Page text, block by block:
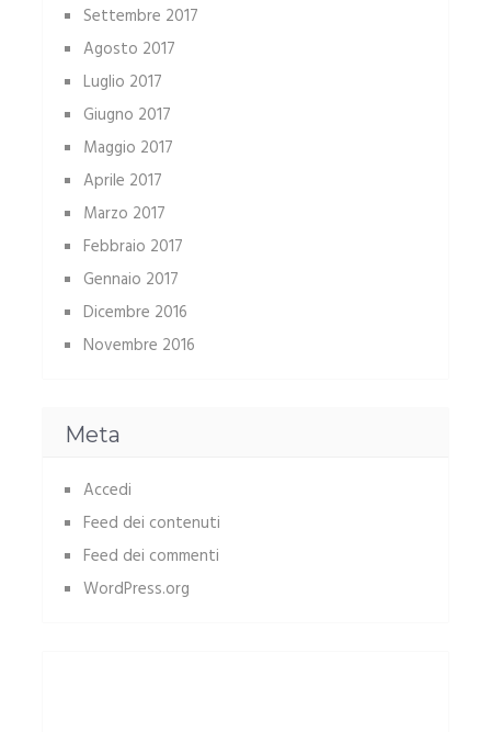
Settembre 2017
Agosto 2017
Luglio 2017
Giugno 2017
Maggio 2017
Aprile 2017
Marzo 2017
Febbraio 2017
Gennaio 2017
Dicembre 2016
Novembre 2016
Meta
Accedi
Feed dei contenuti
Feed dei commenti
WordPress.org